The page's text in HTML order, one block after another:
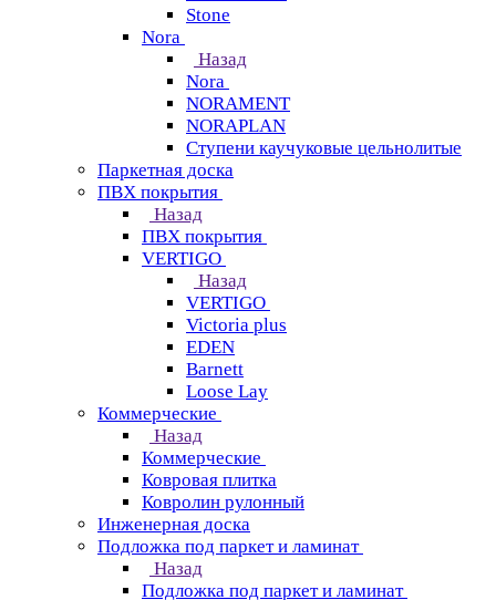
Stone
Nora
Назад
Nora
NORAMENT
NORAPLAN
Ступени каучуковые цельнолитые
Паркетная доска
ПВХ покрытия
Назад
ПВХ покрытия
VERTIGO
Назад
VERTIGO
Victoria plus
EDEN
Barnett
Loose Lay
Коммерческие
Назад
Коммерческие
Ковровая плитка
Ковролин рулонный
Инженерная доска
Подложка под паркет и ламинат
Назад
Подложка под паркет и ламинат